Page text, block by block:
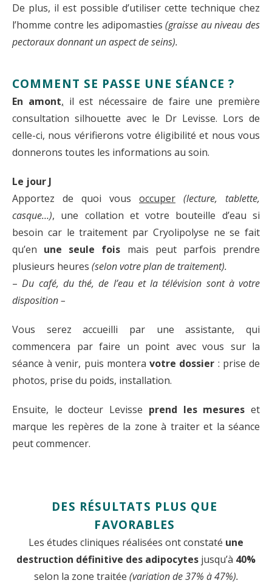
De plus, il est possible d’utiliser cette technique chez
l’homme contre les adipomasties (graisse au niveau des
pectoraux donnant un aspect de seins).
COMMENT SE PASSE UNE SÉANCE ?
En amont, il est nécessaire de faire une première
consultation silhouette avec le Dr Levisse. Lors de
celle-ci, nous vérifierons votre éligibilité et nous vous
donnerons toutes les informations au soin.
Le jour J
Apportez de quoi vous occuper (lecture, tablette,
casque…), une collation et votre bouteille d’eau si
besoin car le traitement par Cryolipolyse ne se fait
qu’en une seule fois mais peut parfois prendre
plusieurs heures (selon votre plan de traitement).
–Du café, du thé, de l’eau et la télévision sont à votre
disposition –
Vous serez accueilli par une assistante, qui
commencera par faire un point avec vous sur la
séance à venir, puis monteravotre dossier : prise de
photos, prise du poids, installation.
Ensuite, le docteur Levisse prend les mesures et
marque les repères de la zone à traiter et la séance
peut commencer.
DES RÉSULTATS PLUS QUE
FAVORABLES
Les études cliniques réalisées ont constaté une
destruction définitive des adipocytes jusqu’à 40%
selon la zone traitée (variation de 37% à 47%).